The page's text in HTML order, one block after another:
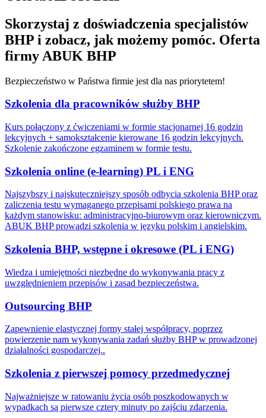
Skorzystaj z doświadczenia specjalistów
BHP i zobacz, jak możemy pomóc. Oferta
firmy ABUK BHP
Bezpieczeństwo w Państwa firmie jest dla nas priorytetem!
Szkolenia dla pracowników służby BHP
Kurs połączony z ćwiczeniami w formie stacjonarnej 16 godzin
lekcyjnych + samokształcenie kierowane 16 godzin lekcyjnych.
Szkolenie zakończone egzaminem w formie testu.
Szkolenia online (e-learning) PL i ENG
Najszybszy i najskuteczniejszy sposób odbycia szkolenia BHP oraz
zaliczenia testu wymaganego przepisami polskiego prawa na
każdym stanowisku: administracyjno-biurowym oraz kierowniczym.
ABUK BHP prowadzi szkolenia w języku polskim i angielskim.
Szkolenia BHP, wstępne i okresowe (PL i ENG)
Wiedza i umiejętności niezbędne do wykonywania pracy z
uwzględnieniem przepisów i zasad bezpieczeństwa.
Outsourcing BHP
Zapewnienie elastycznej formy stałej współpracy, poprzez
powierzenie nam wykonywania zadań służby BHP w prowadzonej
działalności gospodarczej..
Szkolenia z pierwszej pomocy przedmedycznej
Najważniejsze w ratowaniu życia osób poszkodowanych w
wypadkach są pierwsze cztery minuty po zajściu zdarzenia.